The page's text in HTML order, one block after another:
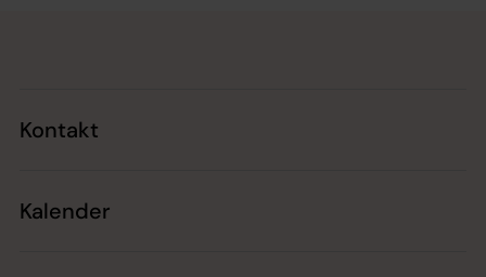
Kontakt
Kalender